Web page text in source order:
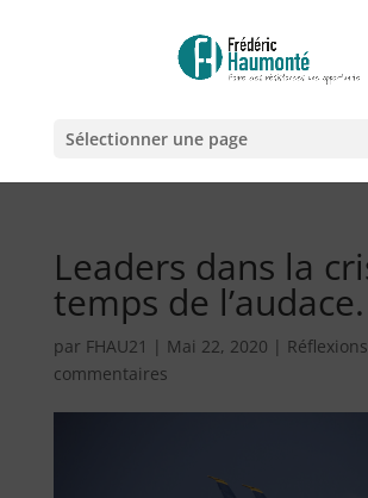
Sélectionner une page
Leaders dans la
temps de l’audace.
par FHAU21 | Mai 22, 2020 | Réflexions
commentaires